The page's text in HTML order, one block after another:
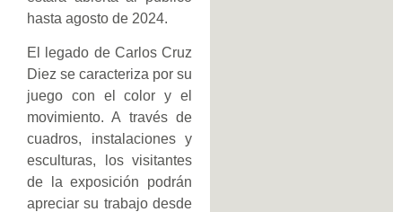
hasta agosto de 2024.
El legado de Carlos Cruz
Diez se caracteriza por su
juego con el color y el
movimiento. A través de
cuadros, instalaciones y
esculturas, los visitantes
de la exposición podrán
apreciar su trabajo desde